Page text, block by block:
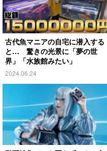
古代魚マニアの自宅に潜入する
と… 驚きの光景に「夢の世
界」「水族館みたい」
2024.06.24